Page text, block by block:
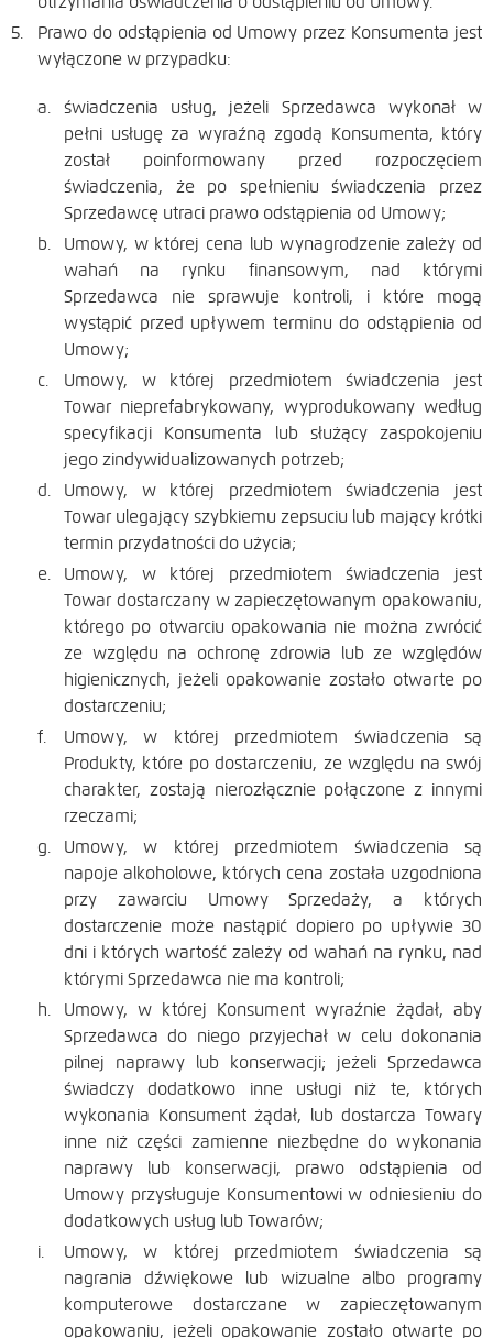
Prawo do odstąpienia od Umowy przez Konsumenta jest
wyłączone w przypadku:
świadczenia usług, jeżeli Sprzedawca wykonał w
pełni usługę za wyraźną zgodą Konsumenta, który
został poinformowany przed rozpoczęciem
świadczenia, że po spełnieniu świadczenia przez
Sprzedawcę utraci prawo odstąpienia od Umowy;
Umowy, w której cena lub wynagrodzenie zależy od
wahań na rynku finansowym, nad którymi
Sprzedawca nie sprawuje kontroli, i które mogą
wystąpić przed upływem terminu do odstąpienia od
Umowy;
Umowy, w której przedmiotem świadczenia jest
Towar nieprefabrykowany, wyprodukowany według
specyfikacji Konsumenta lub służący zaspokojeniu
jego zindywidualizowanych potrzeb;
Umowy, w której przedmiotem świadczenia jest
Towar ulegający szybkiemu zepsuciu lub mający krótki
termin przydatności do użycia;
Umowy, w której przedmiotem świadczenia jest
Towar dostarczany w zapieczętowanym opakowaniu,
którego po otwarciu opakowania nie można zwrócić
ze względu na ochronę zdrowia lub ze względów
higienicznych, jeżeli opakowanie zostało otwarte po
dostarczeniu;
Umowy, w której przedmiotem świadczenia są
Produkty, które po dostarczeniu, ze względu na swój
charakter, zostają nierozłącznie połączone z innymi
rzeczami;
Umowy, w której przedmiotem świadczenia są
napoje alkoholowe, których cena została uzgodniona
przy zawarciu Umowy Sprzedaży, a których
dostarczenie może nastąpić dopiero po upływie 30
dni i których wartość zależy od wahań na rynku, nad
którymi Sprzedawca nie ma kontroli;
Umowy, w której Konsument wyraźnie żądał, aby
Sprzedawca do niego przyjechał w celu dokonania
pilnej naprawy lub konserwacji; jeżeli Sprzedawca
świadczy dodatkowo inne usługi niż te, których
wykonania Konsument żądał, lub dostarcza Towary
inne niż części zamienne niezbędne do wykonania
naprawy lub konserwacji, prawo odstąpienia od
Umowy przysługuje Konsumentowi w odniesieniu do
dodatkowych usług lub Towarów;
Umowy, w której przedmiotem świadczenia są
nagrania dźwiękowe lub wizualne albo programy
komputerowe dostarczane w zapieczętowanym
opakowaniu, jeżeli opakowanie zostało otwarte po